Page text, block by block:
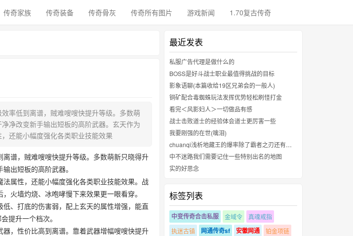
传奇家族 传奇装备 传奇骨灰 传奇所有图片 游戏新闻 1.70复古传奇
率低到离谱，贼难嗖嗖快提升等级。多数萌
净改变新手输出短板的高阶武器。玄天作为
还能小幅度强化各类职业技能效果
谱，贼难嗖嗖快提升等级。多数萌新只晓得升
出短板的高阶武器。
属性，还能小幅度强化各类职业技能效果。战
火墙灼烧、冰咆哮慢下来效果更一眼看穿。
、打底的伤害弱，配上玄天的属性‌增强，能直
提升一个档次。
，性价比高到离谱。靠着武器增幅嗖嗖快提升
最近发表
私服广告代理是做什么的
BOSS是好斗战士职业最值得挑战的目标
影象语聊(本篇收给19区兄弟会的一般人)
铜矿配合毒蜘蛛玩法发挥优势轻松刷怪打金
看完＜风影妇人＞一切做品有感
战士击败道士的经验体会道士更厉害一些
我要刚强的在世(噙泪)
chuanqi浅析地藏王的爆率除了霸者之刃还有哪些
中不迷路我们需要记住一些特别出名的地图
实的好思念
标签列表
中变传奇合击私服 金域令
真魂戒指
执迷古镇
网通传奇sf 安徽网通
铂金项链